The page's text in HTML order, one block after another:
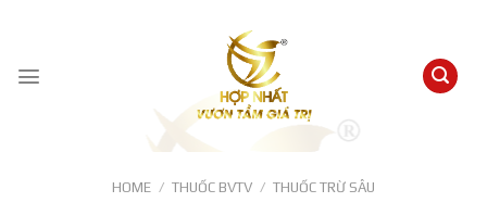
content
HOME / THUỐC BVTV / THUỐC TRỪ SÂU